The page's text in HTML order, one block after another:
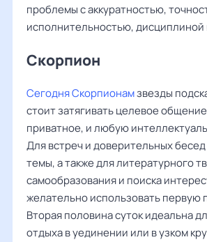
проблемы с аккуратностью,
исполнительностью, дисциплиной
Скорпион
Сегодня Скорпионамзвезды
стоит затягивать целевое
приватное, и любую
Для встреч и доверительных
темы, а также для литературного
самообразования и поиска
желательно использовать первую
Вторая половина суток идеальна
отдыха в уединении или в узком